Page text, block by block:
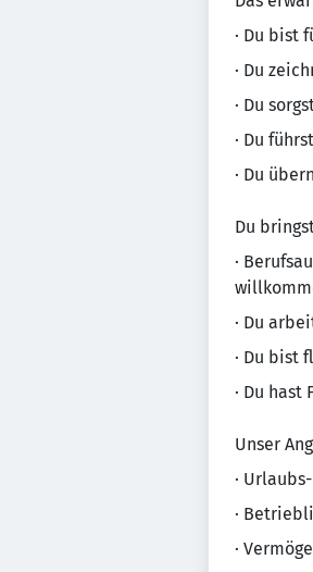
· Du bist
· Du
· Du
· Du
· Du
Du
·
· Du
· Du bist
· Du
Unser
·
·
·